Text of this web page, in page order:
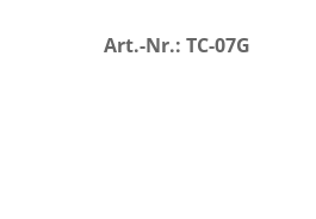
Art.-Nr.: TC-07G